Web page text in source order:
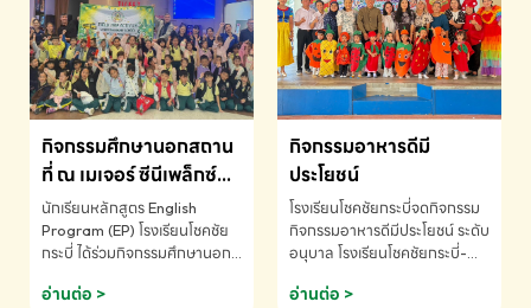
INTERNATIONAL
MATHEMATICS AND
MENTAL ARITHMETIC
COMPETITION 2026 - ถ้วย
รางวัลรองชนะเลิศอันดับที่ 2
Mental Arithmetic
Competition K2 - ถ้วยรางวัล
รองชนะเลิศอันดับที่ 2 Mental
K2(Grop) โรงเรียนโชคชัยกระบี่-
สอบถามข้อมูลเพิ่มเติม โทร.
075-691910
กิจกรรมศึกษานอกสถาน
ที่ ณ เมเจอร์ ซีนีเพล็กซ์
ระดับประถมศึกษา (EP.1-
6)
นักเรียนหลักสูตร English
Program (EP) โรงเรียนโชคชัย
กระบี่ ได้ร่วมกิจกรรมศึกษานอก
ชมภาพยนตร์ Toy Story 5
อ่านต่อ >
กิจกรรมอาหารดีมี
ประโยชน์
โรงเรียนโชคชัยกระบี่จดกิจกรรม
กิจกรรมอาหารดีมีประโยชน์ ระดับ
อนุบาล โรงเรียนโชคชัยกระบี่-
075-691910
อ่านต่อ >